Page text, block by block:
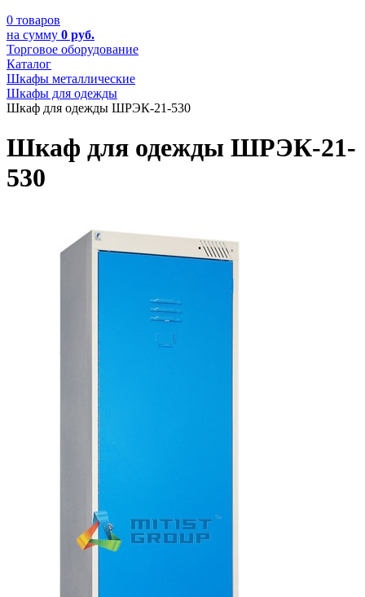
0 товаров
на сумму 0 руб.
Торговое оборудование
Каталог
Шкафы металлические
Шкафы для одежды
Шкаф для одежды ШРЭК-21-530
Шкаф для одежды ШРЭК-21-
530